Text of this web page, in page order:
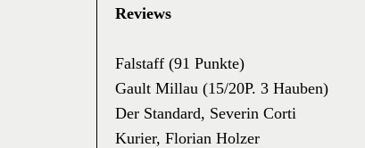
Reviews
Falstaff (91 Punkte)
Gault Millau (15/20P. 3 Hauben)
Der Standard, Severin Corti
Kurier, Florian Holzer